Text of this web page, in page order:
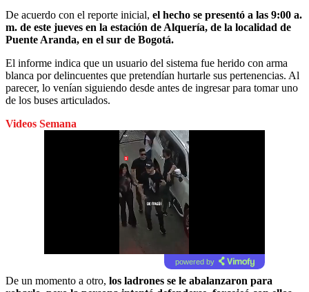
De acuerdo con el reporte inicial, el hecho se presentó a las 9:00 a.
m. de este jueves en la estación de Alquería, de la localidad de
Puente Aranda, en el sur de Bogotá.
El informe indica que un usuario del sistema fue herido con arma
blanca por delincuentes que pretendían hurtarle sus pertenencias. Al
parecer, lo venían siguiendo desde antes de ingresar para tomar uno
de los buses articulados.
Videos Semana
powered by
De un momento a otro, los ladrones se le abalanzaron para